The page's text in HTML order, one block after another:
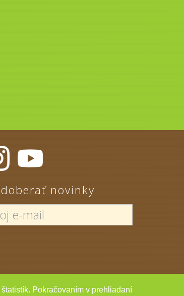
novinky
Pokračovaním v prehliadaní